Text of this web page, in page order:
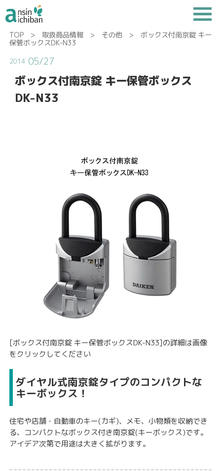
TOP> 取扱商品情報> その他> ボックス付南京錠 キー
保管ボックスDK-N33
2014 05/27
ボックス付南京錠 キー保管ボックス
DK-N33
[ボックス付南京錠 キー保管ボックスDK-N33]の詳細は画像
をクリックしてください
ダイヤル式南京錠タイプのコンパクトな
キーボックス！
住宅や店舗・自動車のキー(カギ)、メモ、小物類を収納でき
る、コンパクトなボックス付き南京錠(キーボックス)です。
アイデア次第で用途は大きく拡がります。